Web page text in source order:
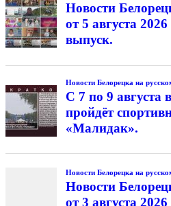
Новости
от 5 августа
выпуск.
Новости Белорецка на
С 7 по 9 августа
пройдёт
«Малидак».
Новости Белорецка на
Новости
от 3 августа